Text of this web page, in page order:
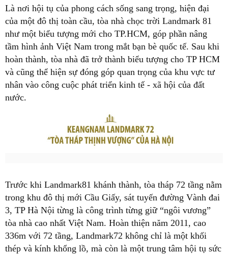
Là nơi hội tụ của phong cách sống sang trọng, hiện đại
của một đô thị toàn cầu, tòa nhà chọc trời Landmark 81
như một biểu tượng mới cho TP.HCM, góp phần nâng
tầm hình ảnh Việt Nam trong mắt bạn bè quốc tế. Sau khi
hoàn thành, tòa nhà đã trở thành biểu tượng cho TP HCM
và cũng thể hiện sự đóng góp quan trọng của khu vực tư
nhân vào công cuộc phát triển kinh tế - xã hội của đất
nước.
Trước khi Landmark81 khánh thành, tòa tháp 72 tầng nằm
trong khu đô thị mới Cầu Giấy, sát tuyến đường Vành đai
3, TP Hà Nội từng là công trình từng giữ “ngôi vương”
tòa nhà cao nhất Việt Nam. Hoàn thiện năm 2011, cao
336m với 72 tầng, Landmark72 không chỉ là một khối
thép và kính khổng lồ, mà còn là một trung tâm hội tụ sức